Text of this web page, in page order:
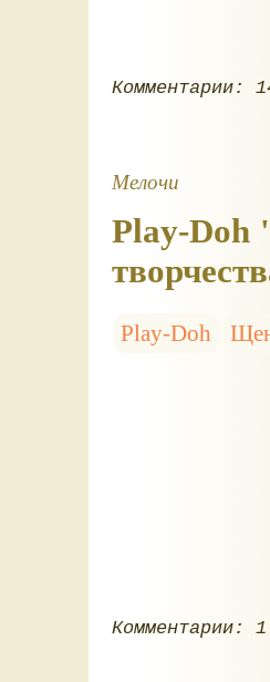
Комментарии:
Мелочи
Play-Doh
Play-Doh
Комментарии: 1